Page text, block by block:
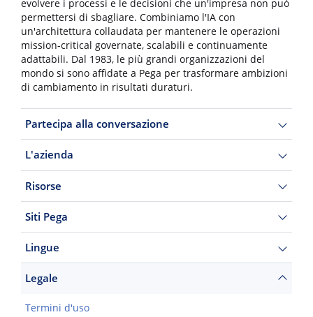
evolvere i processi e le decisioni che un'impresa non può
permettersi di sbagliare. Combiniamo l'IA con
un'architettura collaudata per mantenere le operazioni
mission-critical governate, scalabili e continuamente
adattabili. Dal 1983, le più grandi organizzazioni del
mondo si sono affidate a Pega per trasformare ambizioni
di cambiamento in risultati duraturi.
Partecipa alla conversazione
L'azienda
Risorse
Siti Pega
Lingue
Legale
Termini d'uso